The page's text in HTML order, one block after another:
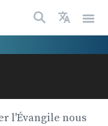
l'Évangile nous